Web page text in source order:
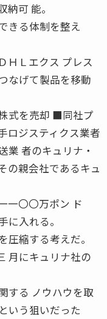
可 能。
きる体制を整え
ＨＬエクス プレス
なげて製品を移動
式を売却 ■同社プ
ジスティクス業者
業 者のキュリナ・
の親会社であるキュ
一〇〇万ポン ド
に入れる。
圧縮する考えだ。
月にキュリナ社の
する ノウハウを取
いう狙いだった